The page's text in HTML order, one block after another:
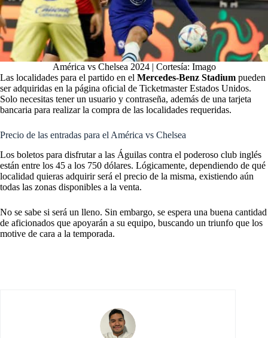
América vs Chelsea 2024 | Cortesía: Imago
Las localidades para el partido en el Mercedes-Benz Stadium pueden
ser adquiridas en la página oficial de Ticketmaster Estados Unidos.
Solo necesitas tener un usuario y contraseña, además de una tarjeta
bancaria para realizar la compra de las localidades requeridas.
Precio de las entradas para el América vs Chelsea
Los boletos para disfrutar a las Águilas contra el poderoso club inglés
están entre los 45 a los 750 dólares. Lógicamente, dependiendo de qué
localidad quieras adquirir será el precio de la misma, existiendo aún
todas las zonas disponibles a la venta.
No se sabe si será un lleno. Sin embargo, se espera una buena cantidad
de aficionados que apoyarán a su equipo, buscando un triunfo que los
motive de cara a la temporada.